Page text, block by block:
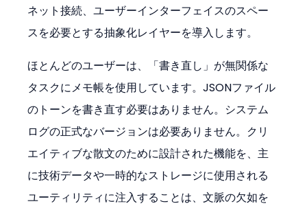
ネット接続、ユーザーインターフェイスのスペー
スを必要とする抽象化レイヤーを導入します。
ほとんどのユーザーは、「書き直し」が無関係な
タスクにメモ帳を使用しています。JSONファイル
のトーンを書き直す必要はありません。システム
ログの正式なバージョンは必要ありません。クリ
エイティブな散文のために設計された機能を、主
に技術データや一時的なストレージに使用される
ユーティリティに注入することは、文脈の欠如を